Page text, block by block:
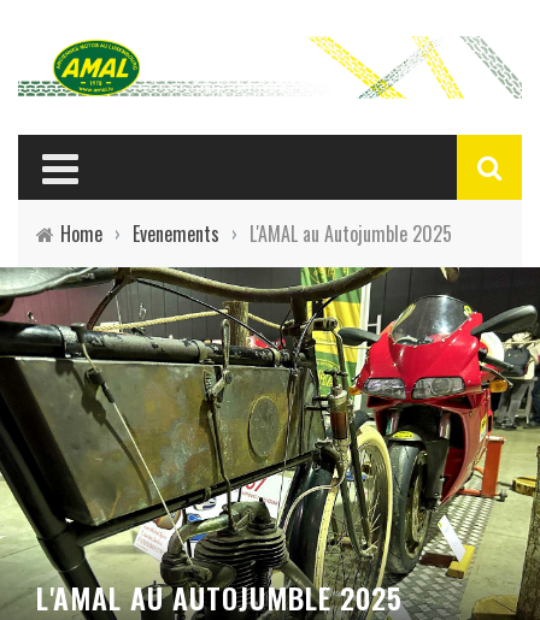
Home › Evenements › L'AMAL au Autojumble 2025
L'AMAL AU AUTOJUMBLE 2025